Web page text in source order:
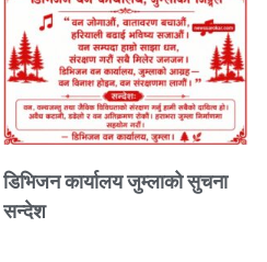
डिभिजन कार्यालय जुम्लाको सुचना
सन्देश